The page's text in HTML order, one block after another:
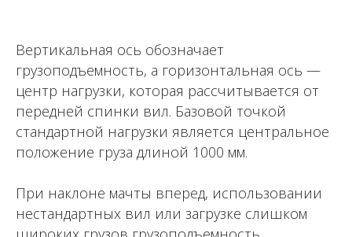
Вертикальная ось обозначает
грузоподъемность, а горизонтальная ось —
центр нагрузки, которая рассчитывается от
передней спинки вил. Базовой точкой
стандартной нагрузки является центральное
положение груза длиной 1000 мм.
При наклоне мачты вперед, использовании
нестандартных вил или загрузке слишком